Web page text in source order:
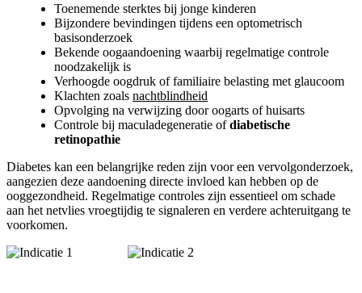
Toenemende sterktes bij jonge kinderen
Bijzondere bevindingen tijdens een optometrisch
basisonderzoek
Bekende oogaandoening waarbij regelmatige controle
noodzakelijk is
Verhoogde oogdruk of familiaire belasting met glaucoom
Klachten zoalsnachtblindheid
Opvolging na verwijzing door oogarts of huisarts
Controle bij maculadegeneratie ofdiabetische
retinopathie
Diabetes kan een belangrijke reden zijn voor een vervolgonderzoek,
aangezien deze aandoening directe invloed kan hebben op de
ooggezondheid. Regelmatige controles zijn essentieel om schade
aan het netvlies vroegtijdig te signaleren en verdere achteruitgang te
voorkomen.